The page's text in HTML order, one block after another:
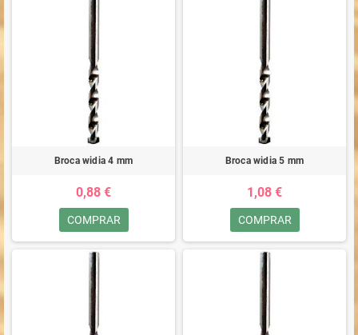
Broca widia 4 mm
0,88 €
COMPRAR
Broca widia 5 mm
1,08 €
COMPRAR